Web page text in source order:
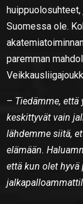
Suomessa ole.
paremman
– Tiedämme,
keskittyvät vain
lähdemme siitä,
elämään.
että kun olet hyvä